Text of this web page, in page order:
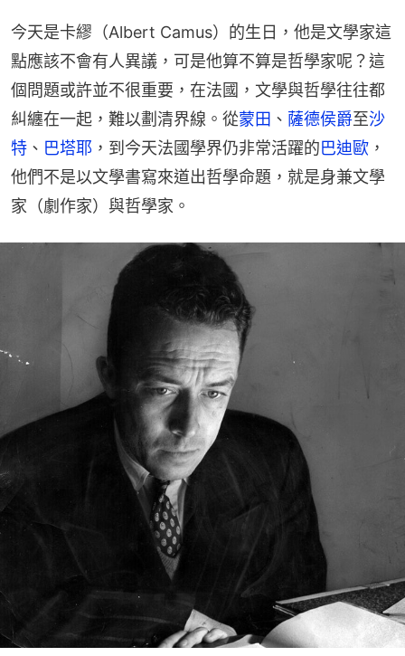
今天是卡繆（Albert Camus）的生日，他是文學家這
點應該不會有人異議，可是他算不算是哲學家呢？這
個問題或許並不很重要，在法國，文學與哲學往往都
糾纏在一起，難以劃清界線。從蒙田 、 薩德侯爵至沙
特 、 巴塔耶 ，到今天法國學界仍非常活躍的巴迪歐 ，
他們不是以文學書寫來道出哲學命題，就是身兼文學
家（劇作家）與哲學家。